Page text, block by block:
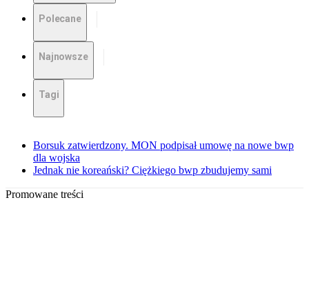
Polecane
Najnowsze
Tagi
Borsuk zatwierdzony. MON podpisał umowę na nowe bwp
dla wojska
Jednak nie koreański? Ciężkiego bwp zbudujemy sami
Promowane treści